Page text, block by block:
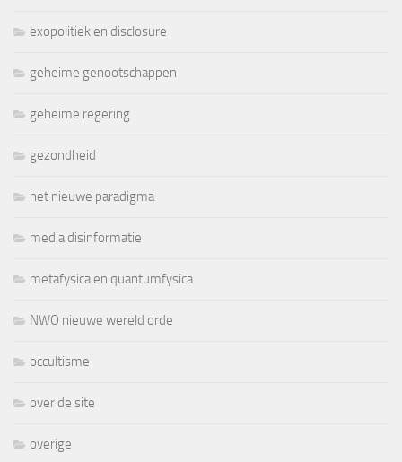
exopolitiek en disclosure
geheime genootschappen
geheime regering
gezondheid
het nieuwe paradigma
media disinformatie
metafysica en quantumfysica
NWO nieuwe wereld orde
occultisme
over de site
overige